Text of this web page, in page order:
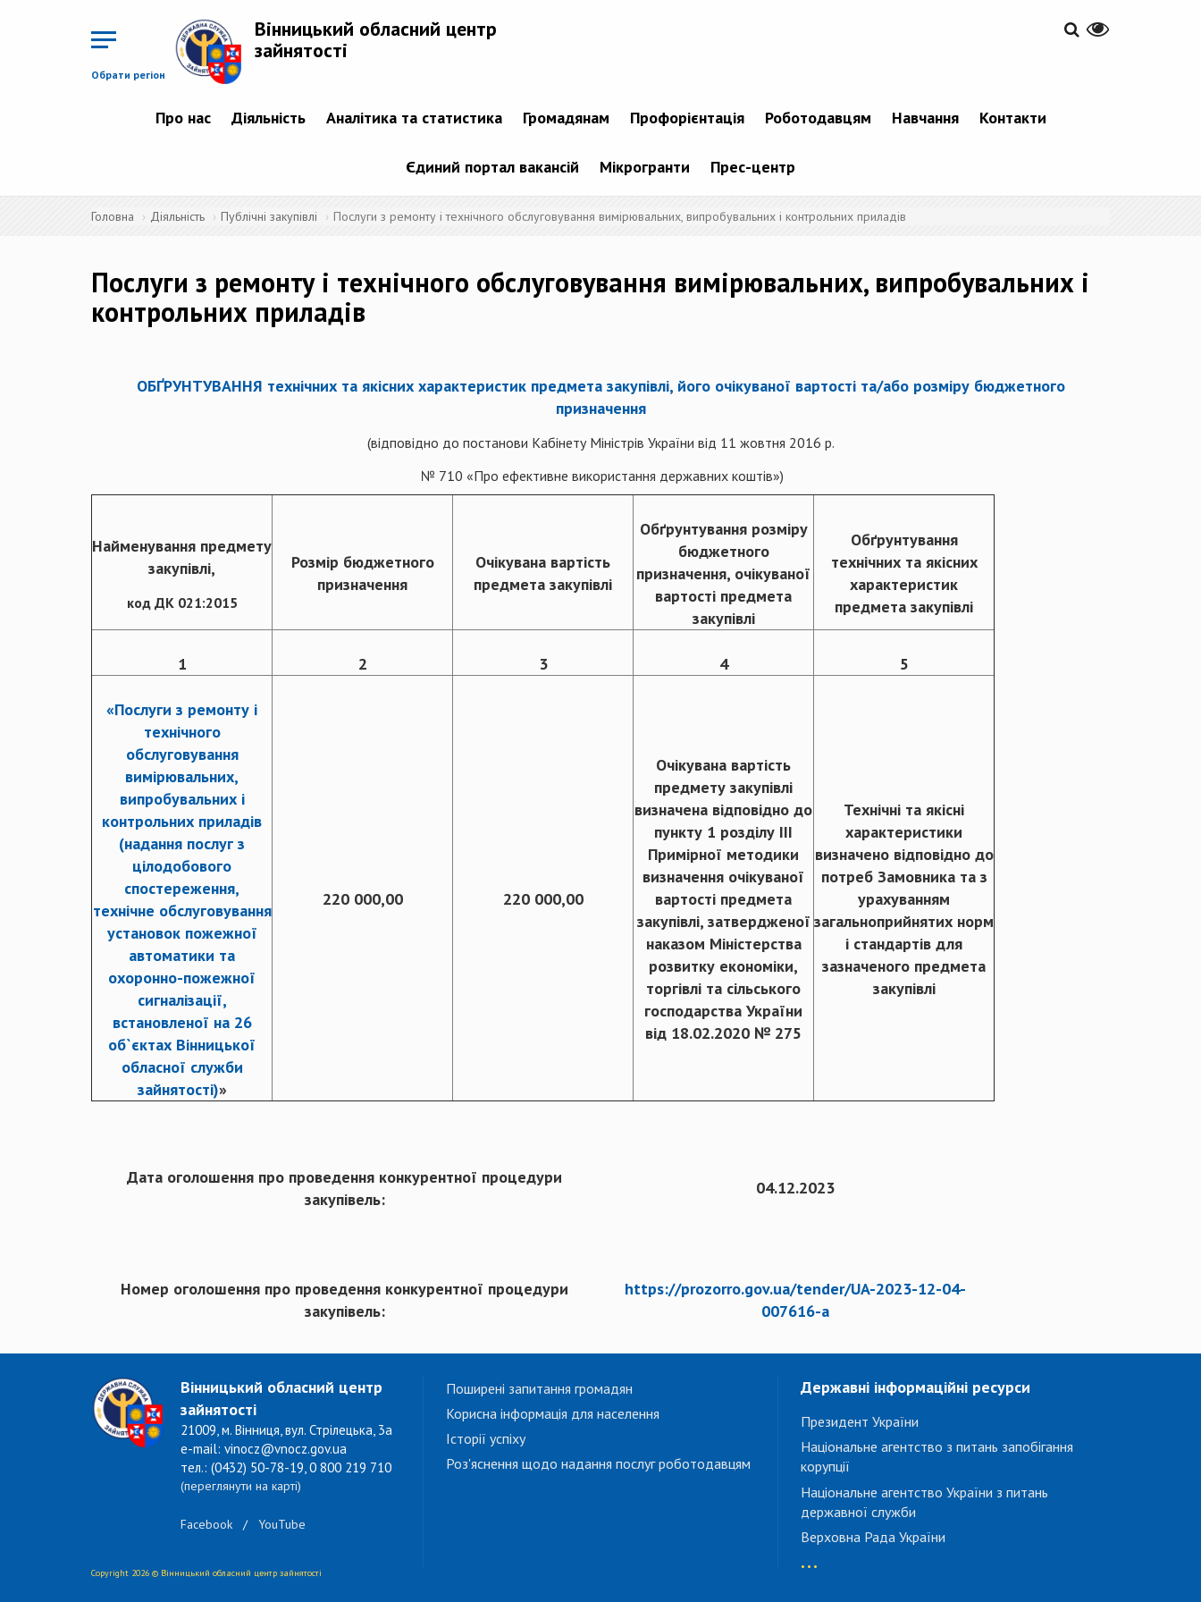
Обрати регіон
Вінницький обласний центр
зайнятості
Про нас Діяльність Аналітика та статистика Громадянам Профорієнтація Роботодавцям Навчання Контакти
Єдиний портал вакансій Мікрогранти Прес-центр
Головна Діяльність Публічні закупівлі Послуги з ремонту і технічного обслуговування вимірювальних, випробувальних і контрольних приладів
Послуги з ремонту і технічного обслуговування вимірювальних, випробувальних і
контрольних приладів
ОБҐРУНТУВАННЯ технічних та якісних характеристик предмета закупівлі, його очікуваної вартості та/або розміру бюджетного
призначення
(відповідно до постанови Кабінету Міністрів України від 11 жовтня 2016 р.
№ 710 «Про ефективне використання державних коштів»)
Найменування предмету
закупівлі,
код ДК 021:2015
Розмір бюджетного
призначення
Очікувана вартість
предмета закупівлі
Обґрунтування розміру
бюджетного
призначення, очікуваної
вартості предмета
закупівлі
Обґрунтування
технічних та якісних
характеристик
предмета закупівлі
1 2 3 4 5
«Послуги з ремонту і
технічного
обслуговування
вимірювальних,
випробувальних і
контрольних приладів
(надання послуг з
цілодобового
спостереження,
технічне обслуговування
установок пожежної
автоматики та
охоронно-пожежної
сигналізації,
встановленої на 26
об`єктах Вінницької
обласної служби
зайнятості)»
220 000,00 220 000,00
Очікувана вартість
предмету закупівлі
визначена відповідно до
пункту 1 розділу ІІІ
Примірної методики
визначення очікуваної
вартості предмета
закупівлі, затвердженої
наказом Міністерства
розвитку економіки,
торгівлі та сільського
господарства України
від 18.02.2020 № 275
Технічні та якісні
характеристики
визначено відповідно до
потреб Замовника та з
урахуванням
загальноприйнятих норм
і стандартів для
зазначеного предмета
закупівлі
Дата оголошення про проведення конкурентної процедури
закупівель:
04.12.2023
Номер оголошення про проведення конкурентної процедури
закупівель:
https://prozorro.gov.ua/tender/UA-2023-12-04-
007616-a
Вінницький обласний центр
зайнятості
21009, м. Вінниця, вул. Стрілецька, 3а
e-mail: vinocz@vnocz.gov.ua
тел.: (0432) 50-78-19, 0 800 219 710
(переглянути на карті)
Facebook / YouTube
Поширені запитання громадян
Корисна інформація для населення
Історії успіху
Роз'яснення щодо надання послуг роботодавцям
Державні інформаційні ресурси
Президент України
Національне агентство з питань запобігання
корупції
Національне агентство України з питань
державної служби
Верховна Рада України
...
Copyright 2026 © Вінницький обласний центр зайнятості